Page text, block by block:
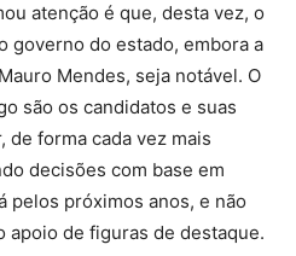
atenção é que, desta vez, o
governo do estado, embora a
Mendes, seja notável. O
são os candidatos e suas
de forma cada vez mais
decisões com base em
pelos próximos anos, e não
apoio de figuras de destaque.